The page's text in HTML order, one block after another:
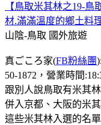
【鳥取米其林之19-
材.滿滿溫度的鄉土料
山陰-鳥取 國外旅遊
真ごころ家(FB粉絲團
50-1872，營業時間
跟別人說鳥取有米其
併入京都、大阪的米
這些米其林入選的名